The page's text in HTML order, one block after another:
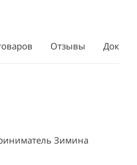
Отзывы
Зимина